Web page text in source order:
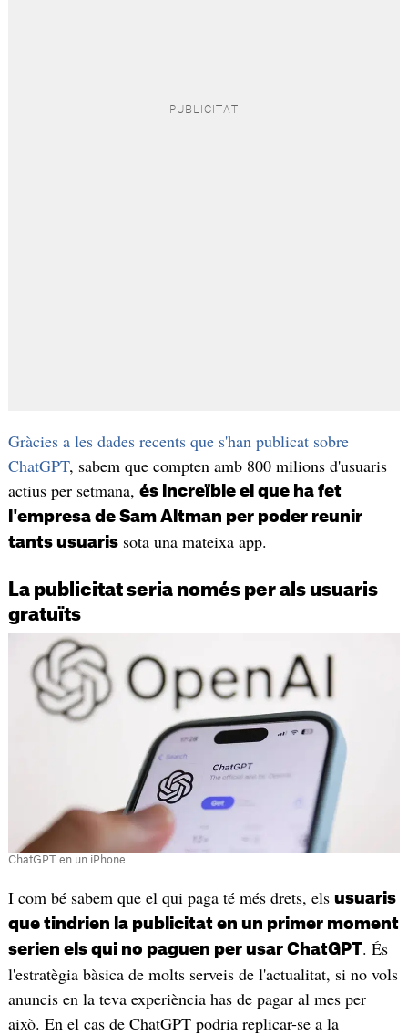
Gràcies a les dades recents que s'han publicat sobre
ChatGPT, sabem que compten amb 800 milions d'usuaris
actius per setmana, és increïble el que ha fet
l'empresa de Sam Altman per poder reunir
tants usuarissota una mateixa app.
La publicitat seria només per als usuaris
gratuïts
ChatGPT en un iPhone
I com bé sabem que el qui paga té més drets, els usuaris
que tindrien la publicitat en un primer moment
serien els qui no paguen per usar ChatGPT. És
l'estratègia bàsica de molts serveis de l'actualitat, si no vols
anuncis en la teva experiència has de pagar al mes per
això. En el cas de ChatGPT podria replicar-se a la